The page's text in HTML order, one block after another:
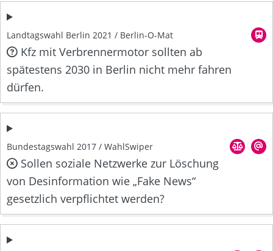
Landtagswahl Berlin 2021 / Berlin-O-Mat
Kfz mit Verbrennermotor sollten ab
spätestens 2030 in Berlin nicht mehr fahren
dürfen.
Bundestagswahl 2017 / WahlSwiper
Sollen soziale Netzwerke zur Löschung
von Desinformation wie „Fake News“
gesetzlich verpflichtet werden?